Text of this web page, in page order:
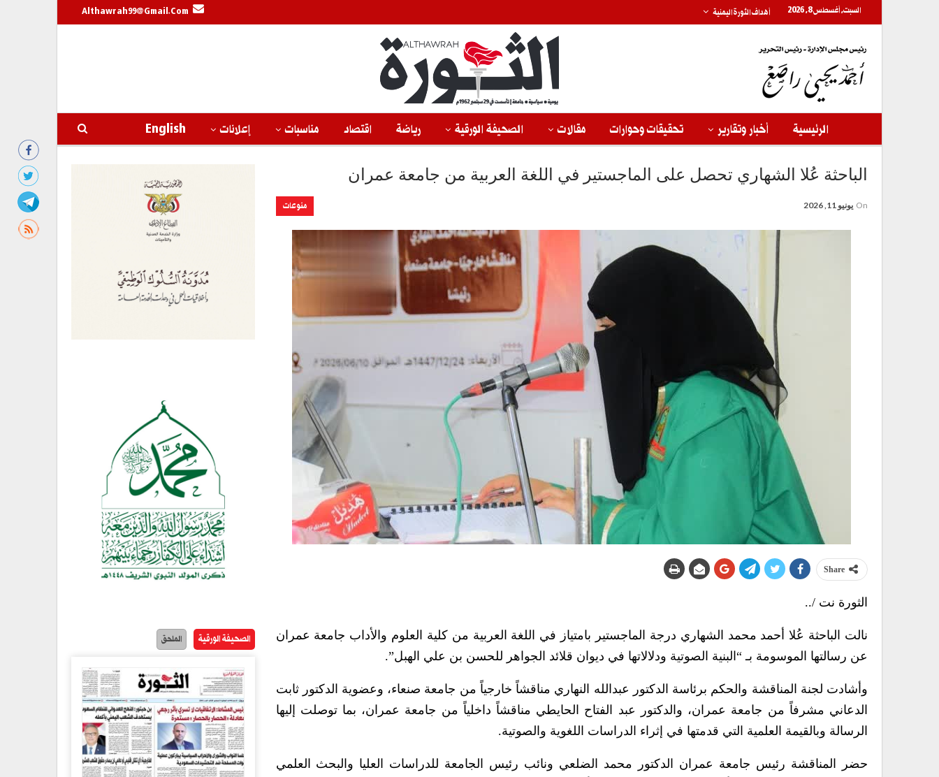
السبت, أغسطس 8, 2026 أهداف الثورة اليمنية Althawrah99@gmail.com
الرئيسية أخبار وتقارير تحقيقات وحوارات مقالات الصحيفة الورقية رياضة اقتصاد مناسبات إعلانات English
الباحثة عُلا الشهاري تحصل على الماجستير في اللغة العربية من جامعة عمران
منوعات On يونيو 11, 2026
Share
الثورة نت /..
نالت الباحثة عُلا أحمد محمد الشهاري درجة الماجستير بامتياز في اللغة العربية من كلية العلوم والأداب جامعة عمران
عن رسالتها الموسومة بـ “البنية الصوتية ودلالاتها في ديوان قلائد الجواهر للحسن بن علي الهبل”.
وأشادت لجنة المناقشة والحكم برئاسة الدكتور عبدالله النهاري مناقشاً خارجياً من جامعة صنعاء، وعضوية الدكتور ثابت
الدعاني مشرفاً من جامعة عمران، والدكتور عبد الفتاح الحايطي مناقشاً داخلياً من جامعة عمران، بما توصلت إليها
الرسالة وبالقيمة العلمية التي قدمتها في إثراء الدراسات اللغوية والصوتية.
حضر المناقشة رئيس جامعة عمران الدكتور محمد الضلعي ونائب رئيس الجامعة للدراسات العليا والبحث العلمي
الصحيفة الورقية الملحق